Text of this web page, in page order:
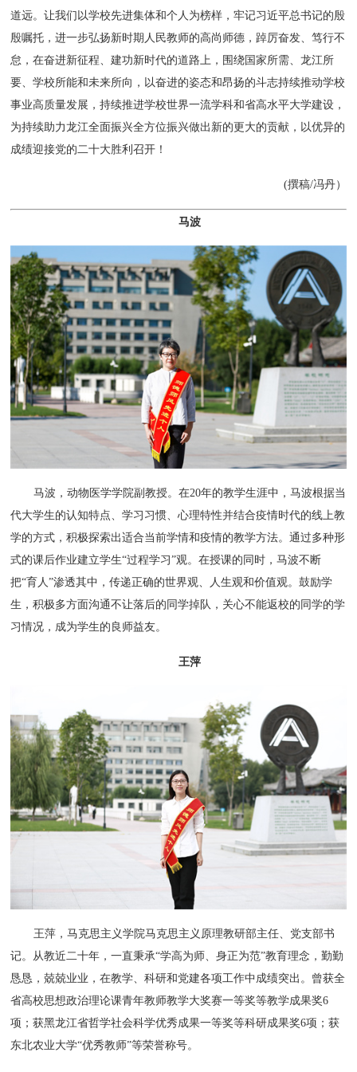
道远。让我们以学校先进集体和个人为榜样，牢记习近平总书记的殷
殷嘱托，进一步弘扬新时期人民教师的高尚师德，踔厉奋发、笃行不
怠，在奋进新征程、建功新时代的道路上，围绕国家所需、龙江所
要、学校所能和未来所向，以奋进的姿态和昂扬的斗志持续推动学校
事业高质量发展，持续推进学校世界一流学科和省高水平大学建设，
为持续助力龙江全面振兴全方位振兴做出新的更大的贡献，以优异的
成绩迎接党的二十大胜利召开！
(撰稿/冯丹）
马波
马波，动物医学学院副教授。在20年的教学生涯中，马波根据当
代大学生的认知特点、学习习惯、心理特性并结合疫情时代的线上教
学的方式，积极探索出适合当前学情和疫情的教学方法。通过多种形
式的课后作业建立学生“过程学习”观。在授课的同时，马波不断
把“育人”渗透其中，传递正确的世界观、人生观和价值观。鼓励学
生，积极多方面沟通不让落后的同学掉队，关心不能返校的同学的学
习情况，成为学生的良师益友。
王萍
王萍，马克思主义学院马克思主义原理教研部主任、党支部书
记。 从教近二十年，一直秉承“学高为师、身正为范”教育理念，勤勤
恳恳，兢兢业业，在教学、科研和党建各项工作中成绩突出。曾获全
省高校思想政治理论课青年教师教学大奖赛一等奖等教学成果奖6
项；获黑龙江省哲学社会科学优秀成果一等奖等科研成果奖6项；获
东北农业大学“优秀教师”等荣誉称号。